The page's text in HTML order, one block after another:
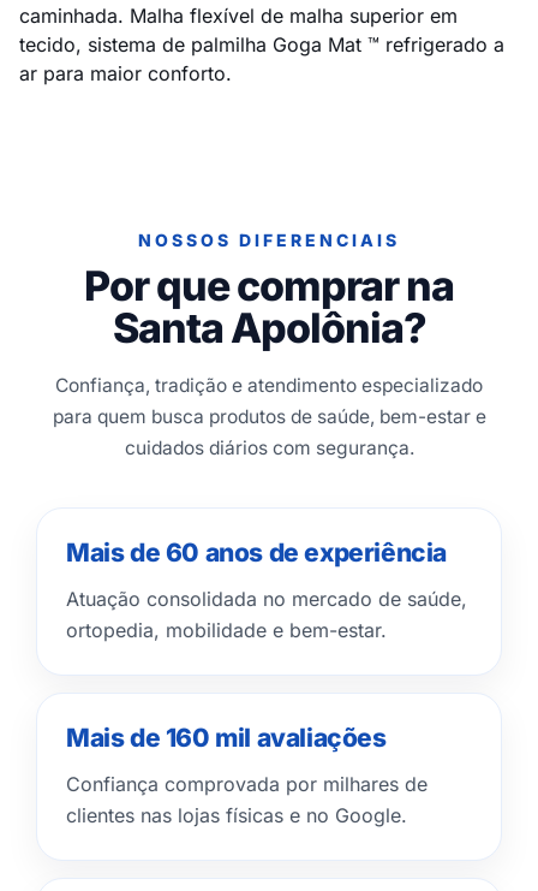
caminhada. Malha flexível de malha superior em
tecido, sistema de palmilha Goga Mat ™ refrigerado a
ar para maior conforto.
NOSSOS DIFERENCIAIS
Por que comprar na
Santa Apolônia?
Confiança, tradição e atendimento especializado
para quem busca produtos de saúde, bem-estar e
cuidados diários com segurança.
Mais de 60 anos de experiência
Atuação consolidada no mercado de saúde,
ortopedia, mobilidade e bem-estar.
Mais de 160 mil avaliações
Confiança comprovada por milhares de
clientes nas lojas físicas e no Google.